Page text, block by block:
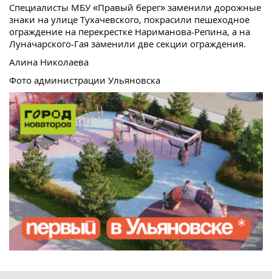
Специалисты МБУ «Правый берег» заменили дорожные
знаки на улице Тухачевского, покрасили пешеходное
ограждение на перекрестке Нариманова-Репина, а на
Луначарского-Гая заменили две секции ограждения.
Алина Николаева
Фото администрации Ульяновска